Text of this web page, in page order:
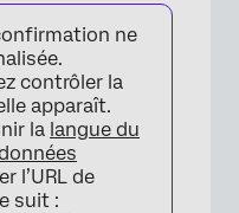
ne
contrôler la
apparaît.
la langue du
l’URL de
suit :